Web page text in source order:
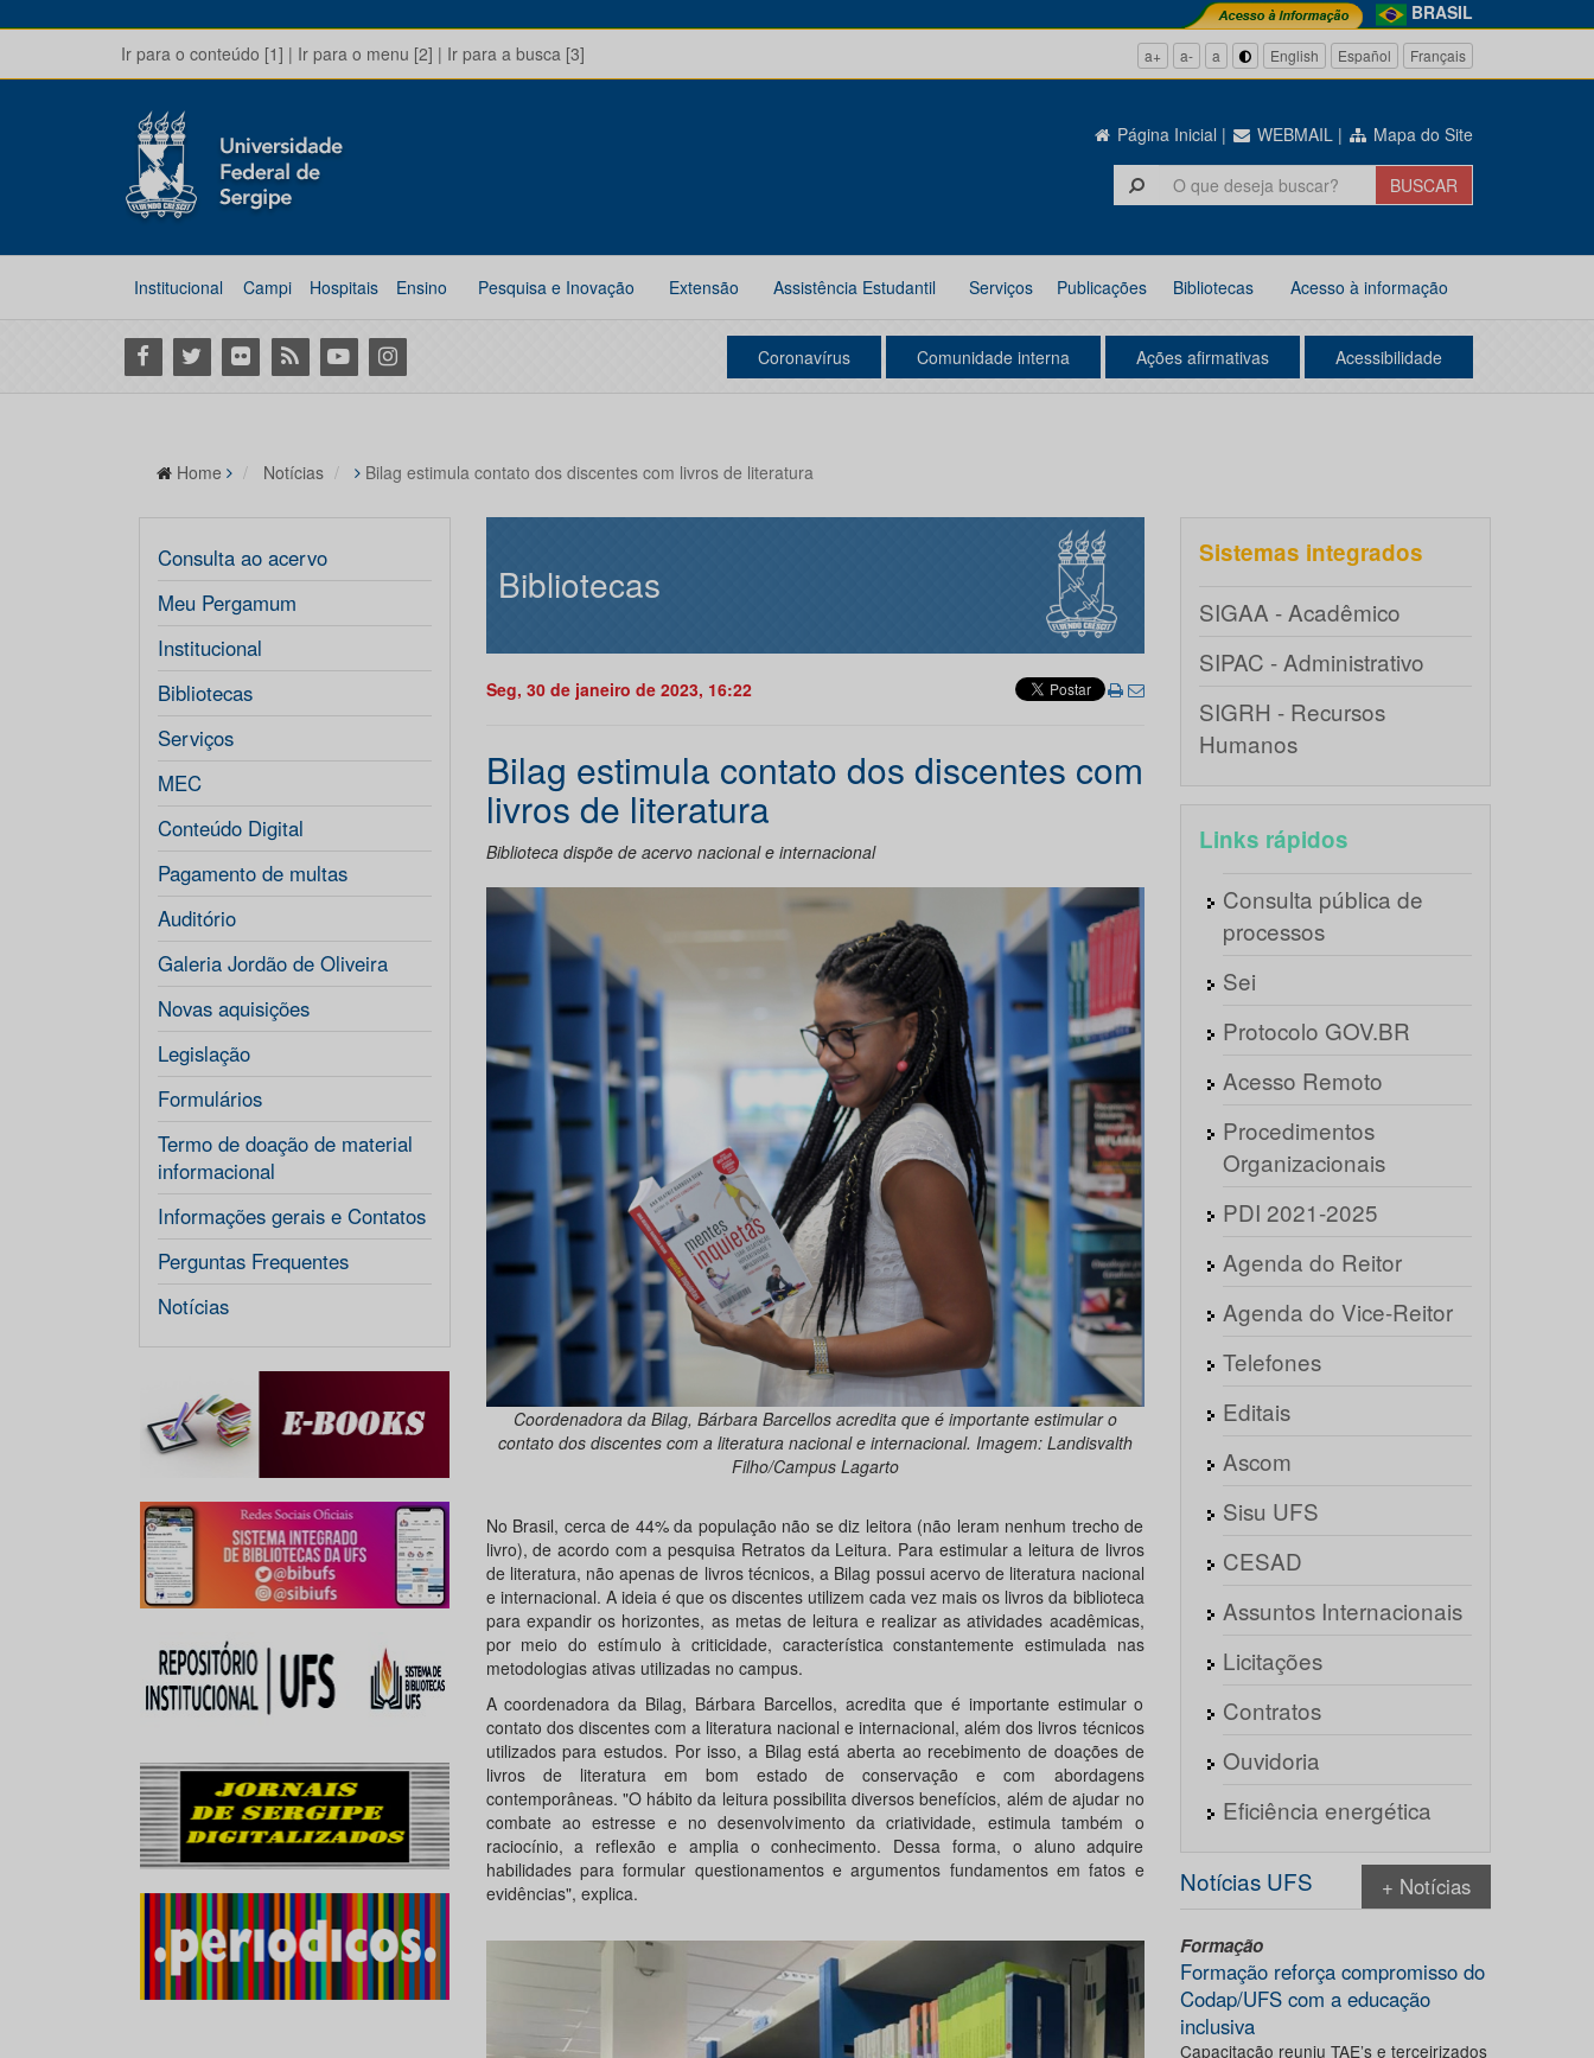
BRASIL
Ir para o conteúdo [1] | Ir para o menu [2] | Ir para a busca [3] a+ a- a English Español Français
Página Inicial | WEBMAIL | Mapa do Site
Institucional Campi Hospitais Ensino Pesquisa e Inovação Extensão Assistência Estudantil Serviços Publicações Bibliotecas Acesso à informação
Facebook
Twitter Flickr RSS YoutubeInstagram Coronavírus Comunidade interna Ações afirmativas Acessibilidade
Home Notícias Bilag estimula contato dos discentes com livros de literatura
Consulta ao acervo
Meu Pergamum
Institucional
Bibliotecas
Serviços
MEC
Conteúdo Digital
Pagamento de multas
Auditório
Galeria Jordão de Oliveira
Novas aquisições
Legislação
Formulários
Termo de doação de material
informacional
Informações gerais e Contatos
Perguntas Frequentes
Notícias
Bibliotecas
Seg, 30 de janeiro de 2023, 16:22
Bilag estimula contato dos discentes com
livros de literatura
Biblioteca dispõe de acervo nacional e internacional
Coordenadora da Bilag, Bárbara Barcellos acredita que é importante estimular o
contato dos discentes com a literatura nacional e internacional. Imagem: Landisvalth
Filho/Campus Lagarto
No Brasil, cerca de 44% da população não se diz leitora (não leram nenhum trecho de
livro), de acordo com a pesquisa Retratos da Leitura. Para estimular a leitura de livros
de literatura, não apenas de livros técnicos, a Bilag possui acervo de literatura nacional
e internacional. A ideia é que os discentes utilizem cada vez mais os livros da biblioteca
para expandir os horizontes, as metas de leitura e realizar as atividades acadêmicas,
por meio do estímulo à criticidade, característica constantemente estimulada nas
metodologias ativas utilizadas no campus.
A coordenadora da Bilag, Bárbara Barcellos, acredita que é importante estimular o
contato dos discentes com a literatura nacional e internacional, além dos livros técnicos
utilizados para estudos. Por isso, a Bilag está aberta ao recebimento de doações de
livros de literatura em bom estado de conservação e com abordagens
contemporâneas. "O hábito da leitura possibilita diversos benefícios, além de ajudar no
combate ao estresse e no desenvolvimento da criatividade, estimula também o
raciocínio, a reflexão e amplia o conhecimento. Dessa forma, o aluno adquire
habilidades para formular questionamentos e argumentos fundamentos em fatos e
evidências", explica.
Sistemas integrados
SIGAA - Acadêmico
SIPAC - Administrativo
SIGRH - Recursos
Humanos
Links rápidos
Consulta pública de
processos
Sei
Protocolo GOV.BR
Acesso Remoto
Procedimentos
Organizacionais
PDI 2021-2025
Agenda do Reitor
Agenda do Vice-Reitor
Telefones
Editais
Ascom
Sisu UFS
CESAD
Assuntos Internacionais
Licitações
Contratos
Ouvidoria
Eficiência energética
Notícias UFS + Notícias
Formação
Formação reforça compromisso do
Codap/UFS com a educação
inclusiva
Capacitação reuniu TAE’s e terceirizados